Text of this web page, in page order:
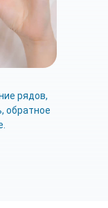
рядов,
обратное